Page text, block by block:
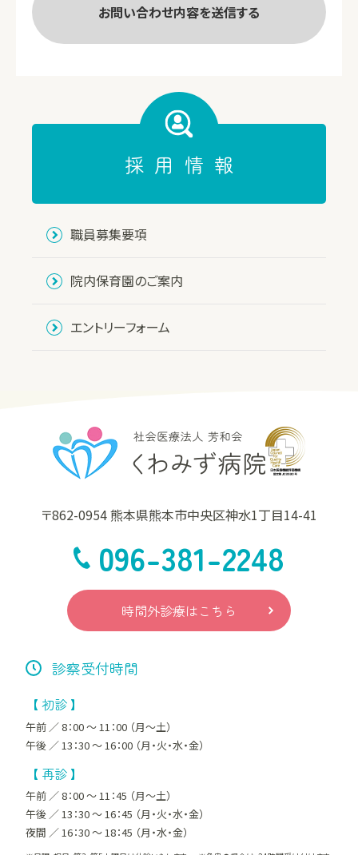
個人情報の利用目的について
専門的判断を必要とする場合もありますので、疑問点
に関してはいつでも説明に応じます。
個人情報の目的外利用について
の利用について、患者さんの同意を得るものとします。
個人情報の適正管理について
当院は、患者さんの個人情報の紛失、破壊、改ざん、漏
えいまたは患者さんの個人情報への不正なアクセスな
職員教育について
当院では、患者さんの個人情報を適正に取り扱うため
に、責任者を置き、職員の教育・研修を徹底し、内部規
委託先の監督について
に委託する場合があります。この際、患者さんの個人情
報をこれらの施設等に知らせる必要のある場合があり
施設等を選択すると同時に、患者さんの個人情報が不
適切に扱われないように契約を取り交わしています。
個人情報の第三者への提供について
当院では、患者さんの健康及び生命を守るために診療
上、個人データーを第三者に知らせることが求められ
る場合も、その必要性を慎重に吟味し、できる限り患者
さんの個人情報を保護するように努めています。
採用情報
職員募集要項
院内保育園のご案内
エントリーフォーム
〒862-0954 熊本県熊本市中央区神水1丁目14-41
096-381-2248
時間外診療はこちら
診察受付時間
【 初診 】
午前 ／ 8：00 ～ 11：00 （月～土）
午後 ／ 13：30 ～ 16：00 （月・火・水・金）
【 再診 】
午前 ／ 8：00 ～ 11：45 （月～土）
午後 ／ 13：30 ～ 16：45 （月・火・水・金）
夜間 ／ 16：30 ～ 18：45 （月・水・金）